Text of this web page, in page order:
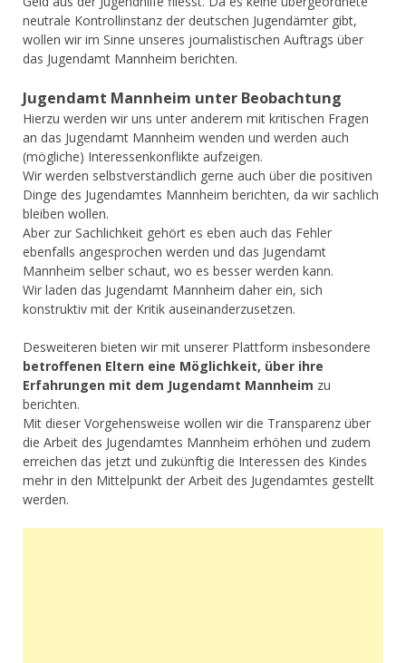
neutrale Kontrollinstanz der deutschen Jugendämter gibt,
wollen wir im Sinne unseres journalistischen Auftrags über
das Jugendamt Mannheim berichten.
Jugendamt Mannheim unter Beobachtung
Hierzu werden wir uns unter anderem mit kritischen Fragen
an das Jugendamt Mannheim wenden und werden auch
(mögliche) Interessenkonflikte aufzeigen.
Wir werden selbstverständlich gerne auch über die positiven
Dinge des Jugendamtes Mannheim berichten, da wir sachlich
bleiben wollen.
Aber zur Sachlichkeit gehört es eben auch das Fehler
ebenfalls angesprochen werden und das Jugendamt
Mannheim selber schaut, wo es besser werden kann.
Wir laden das Jugendamt Mannheim daher ein, sich
konstruktiv mit der Kritik auseinanderzusetzen.
Desweiteren bieten wir mit unserer Plattform insbesondere
betroffenen Eltern eine Möglichkeit, über ihre
Erfahrungen mit dem Jugendamt Mannheim zu
berichten.
Mit dieser Vorgehensweise wollen wir die Transparenz über
die Arbeit des Jugendamtes Mannheim erhöhen und zudem
erreichen das jetzt und zukünftig die Interessen des Kindes
mehr in den Mittelpunkt der Arbeit des Jugendamtes gestellt
werden.